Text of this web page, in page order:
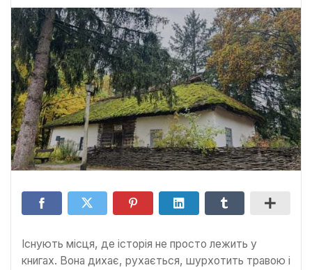
Існують місця, де історія не просто лежить у
книгах. Вона дихає, рухається, шурхотить травою і